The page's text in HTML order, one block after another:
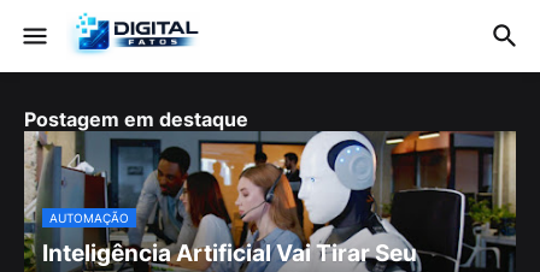
Postagem em destaque
AUTOMAÇÃO
Inteligência Artificial Vai Tirar Seu